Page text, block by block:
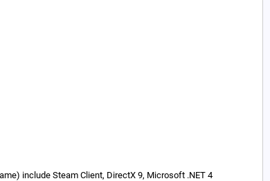
include Steam Client, DirectX 9, Microsoft .NET 4